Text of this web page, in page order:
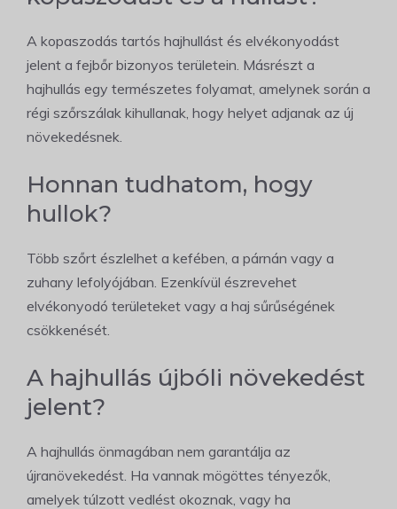
A kopaszodás tartós hajhullást és elvékonyodást
jelent a fejbőr bizonyos területein. Másrészt a
hajhullás egy természetes folyamat, amelynek során a
régi szőrszálak kihullanak, hogy helyet adjanak az új
növekedésnek.
Honnan tudhatom, hogy
hullok?
Több szőrt észlelhet a kefében, a párnán vagy a
zuhany lefolyójában. Ezenkívül észrevehet
elvékonyodó területeket vagy a haj sűrűségének
csökkenését.
A hajhullás újbóli növekedést
jelent?
A hajhullás önmagában nem garantálja az
újranövekedést. Ha vannak mögöttes tényezők,
amelyek túlzott vedlést okoznak, vagy ha